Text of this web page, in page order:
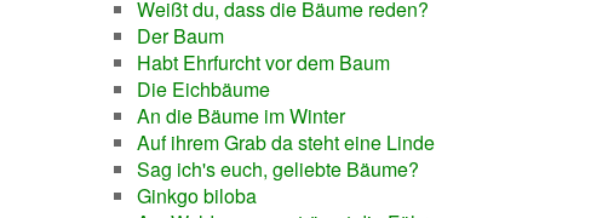
Weißt du, dass die Bäume reden?
Der Baum
Habt Ehrfurcht vor dem Baum
Die Eichbäume
An die Bäume im Winter
Auf ihrem Grab da steht eine Linde
Sag ich's euch, geliebte Bäume?
Ginkgo biloba